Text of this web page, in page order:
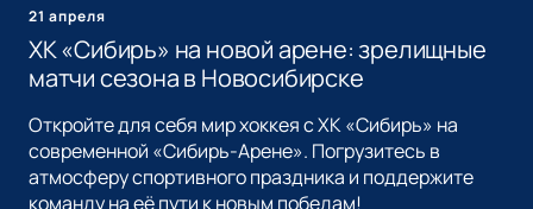
21 апреля
ХК «Сибирь» на новой арене: зрелищные
матчи сезона в Новосибирске
Откройте для себя мир хоккея с ХК «Сибирь» на
современной «Сибирь-Арене». Погрузитесь в
атмосферу спортивного праздника и поддержите
команду на её пути к новым победам!